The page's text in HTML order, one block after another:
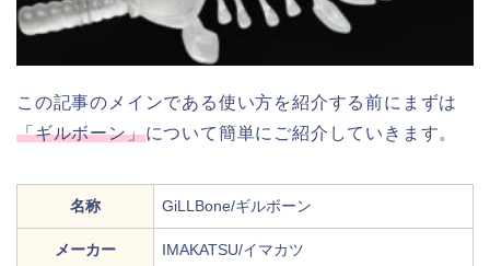
この記事のメインである使い方を紹介する前にまずは
「ギルボーン」について簡単にご紹介していきます。
名称 GiLLBone/ギルボーン
メーカー IMAKATSU/イマカツ